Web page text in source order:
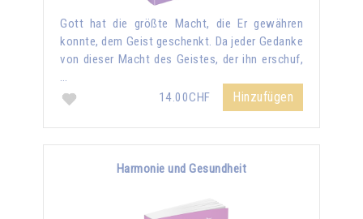
Gott hat die größte Macht, die Er gewähren
konnte, dem Geist geschenkt. Da jeder Gedanke
von dieser Macht des Geistes, der ihn erschuf,
…
14.00CHF
Hinzufügen
Harmonie und Gesundheit